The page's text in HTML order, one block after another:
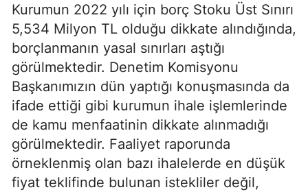
Kurumun 2022 yılı için borç Stoku Üst Sınırı
5,534 Milyon TL olduğu dikkate alındığında,
borçlanmanın yasal sınırları aştığı
görülmektedir. Denetim Komisyonu
Başkanımızın dün yaptığı konuşmasında da
ifade ettiği gibi kurumun ihale işlemlerinde
de kamu menfaatinin dikkate alınmadığı
görülmektedir. Faaliyet raporunda
örneklenmiş olan bazı ihalelerde en düşük
fiyat teklifinde bulunan istekliler değil,